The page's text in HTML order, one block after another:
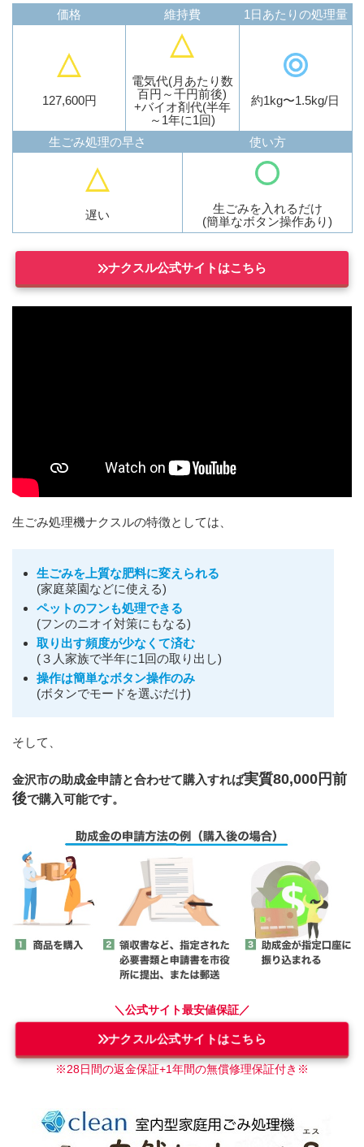
価格
127,600円
維持費
電気代(月あたり数
百円～千円前後)
+バイオ剤代(半年
～1年に1回)
1日あたりの処理量
約1kg〜1.5kg/日
生ごみ処理の早さ
遅い
使い方
生ごみを入れるだけ
(簡単なボタン操作あり)
ナクスル公式サイトはこちら
生ごみ処理機ナクスルの特徴としては、
生ごみを上質な肥料に変えられる
(家庭菜園などに使える)
ペットのフンも処理できる
(フンのニオイ対策にもなる)
取り出す頻度が少なくて済む
(３人家族で半年に1回の取り出し)
操作は簡単なボタン操作のみ
(ボタンでモードを選ぶだけ)
そして、
金沢市の助成金申請と合わせて購入すれば実質80,000円前
後で購入可能です。
＼公式サイト最安値保証／
ナクスル公式サイトはこちら
※28日間の返金保証+1年間の無償修理保証付き ※